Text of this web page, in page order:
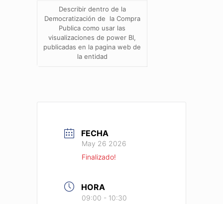
Describir dentro de la
Democratización de la Compra
Publica como usar las
visualizaciones de power BI,
publicadas en la pagina web de
la entidad
FECHA
May 26 2026
Finalizado!
HORA
09:00 - 10:30